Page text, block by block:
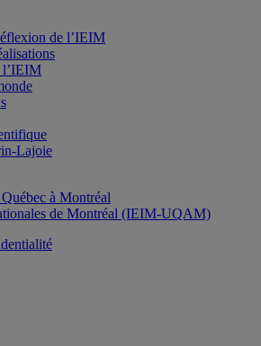
de l’IEIM
l’IEIM
Lajoie
à Montréal
de Montréal (IEIM-UQAM)